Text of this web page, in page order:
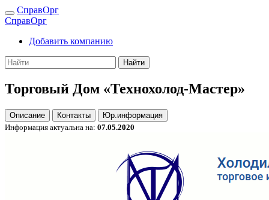
СправОрг
СправОрг
Добавить компанию
Найти
Торговый Дом «Технохолод-Мастер»
Описание Контакты
Юр.информация
Информация актуальна на: 07.05.2020